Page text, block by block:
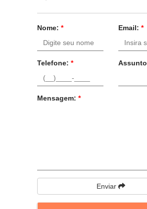
Nome: * Email: *
Telefone: *
Mensagem: *
Enviar